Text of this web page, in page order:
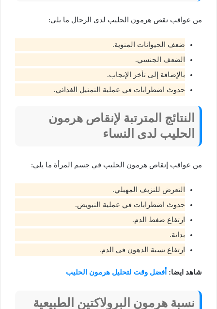
من عواقب نقص هرمون الحليب لدى الرجال ما يلي:
ضعف الحيوانات المنوية.
الضعف الجنسي.
بالإضافة إلى تأخر الإنجاب.
حدوث اضطرابات في عملية التمثيل الغذائي.
النتائج المترتبة لإنقاص هرمون
الحليب لدى النساء
من عواقب إنقاص هرمون الحليب في جسم المرأة ما يلي:
التعرض للنزيف المهبلي.
حدوث اضطرابات في عملية التبويض.
ارتفاع ضغط الدم.
بدانة.
ارتفاع نسبة الدهون في الدم.
شاهد ايضا: أفضل وقت لتحليل هرمون الحليب
نسبة هرمون البرولاكتين الطبيعية